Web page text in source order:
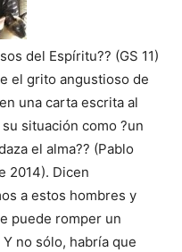
del Espíritu?? (GS 11)
el grito angustioso de
una carta escrita al
situación como ?un
el alma?? (Pablo
2014). Dicen
a estos hombres y
puede romper un
no sólo, habría que